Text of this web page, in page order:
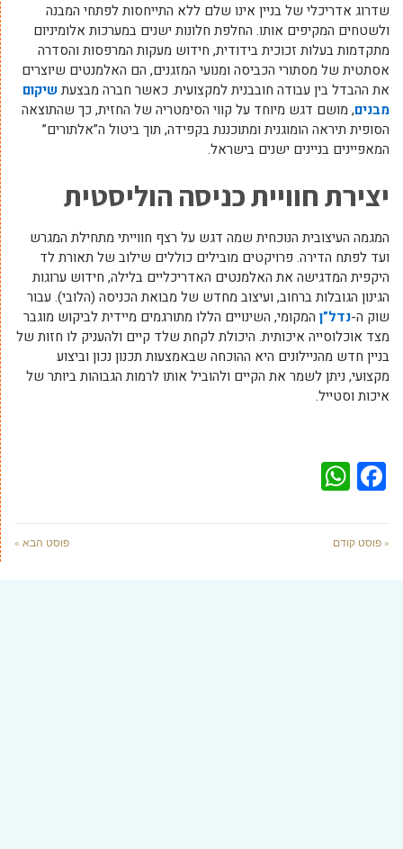
שדרוג אדריכלי של בניין אינו שלם ללא התייחסות לפתחי המבנה
ולשטחים המקיפים אותו. החלפת חלונות ישנים במערכות אלומיניום
מתקדמות בעלות זכוכית בידודית, חידוש מעקות המרפסות והסדרה
אסתטית של מסתורי הכביסה ומנועי המזגנים, הם האלמנטים שיוצרים
את ההבדל בין עבודה חובבנית למקצועית. כאשר חברה מבצעתשיקום
מבנים, מושם דגש מיוחד על קווי הסימטריה של החזית, כך שהתוצאה
הסופית תיראה הומוגנית ומתוכננת בקפידה, תוך ביטול ה”אלתורים”
המאפיינים בניינים ישנים בישראל.
יצירת חוויית כניסה הוליסטית
המגמה העיצובית הנוכחית שמה דגש על רצף חווייתי מתחילת המגרש
ועד לפתח הדירה. פרויקטים מובילים כוללים שילוב של תאורת לד
היקפית המדגישה את האלמנטים האדריכליים בלילה, חידוש ערוגות
הגינון הגובלות ברחוב, ועיצוב מחדש של מבואת הכניסה (הלובי). עבור
שוק ה-נדל”ן המקומי, השינויים הללו מתורגמים מיידית לביקוש מוגבר
מצד אוכלוסייה איכותית. היכולת לקחת שלד קיים ולהעניק לו חזות של
בניין חדש מהניילונים היא ההוכחה שבאמצעות תכנון נכון וביצוע
מקצועי, ניתן לשמר את הקיים ולהוביל אותו לרמות הגבוהות ביותר של
איכות וסטייל.
Facebook
« פוסט קודם פוסט הבא »